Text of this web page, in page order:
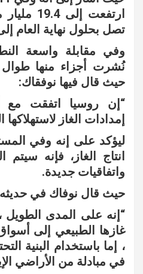
ارتفعت
تصل بحلول نهاية العام إلى 21 مليار متر
وفي مقابلة واسعة
نُشرت أجزاء منها طوال
حيث قال فيها نوفقاك:
“إن روسيا اتفقت مع
إمدادات الغاز
ليؤكد على إنه وفي
انتاج الغاز، فإنه
واتفاقيات جديدة.
حيث قال نوفاك في حديثه
“إنه على المدى
غازها الطبيعي إلى
، إما باستخدام البنية
في مبادلة من الأراضي